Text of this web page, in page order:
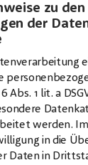
zu den
der
Abs. 1 lit. a
werden.
in die
Daten in